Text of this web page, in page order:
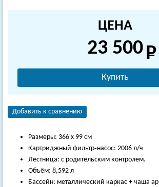
ЦЕНА
23 500
Купить
Добавить к сравнению
Размеры: 366 х 99 см
Картриджный фильтр‑насос: 2006 л/ч
Лестница: с родительским контролем.
Объём: 8,592 л
Бассейн: металлический каркас + чаша